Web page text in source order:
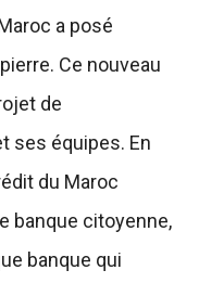
a posé
Ce nouveau
de
ses équipes. En
du Maroc
banque citoyenne,
banque qui